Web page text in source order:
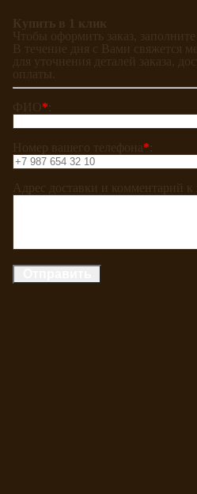
Купить в 1 клик
Чтобы оформить заказ, заполните
В течение дня с Вами свяжется
для уточнения деталей заказа,
оплаты.
ФИО*
Номер вашего телефона*
Адрес доставки и комментарий к